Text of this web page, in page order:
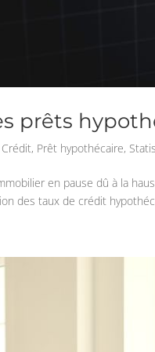
prêts
Crédit, Prêt hypothécaire,
en pause dû à la
des taux de crédit